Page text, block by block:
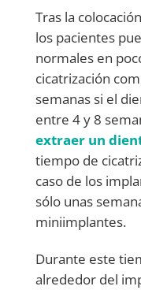
Tras la
los pacientes
normales en
cicatrización
semanas si el
entre 4 y 8
extraer un
tiempo de
caso de los
sólo unas
miniimplantes.
Durante este
alrededor del